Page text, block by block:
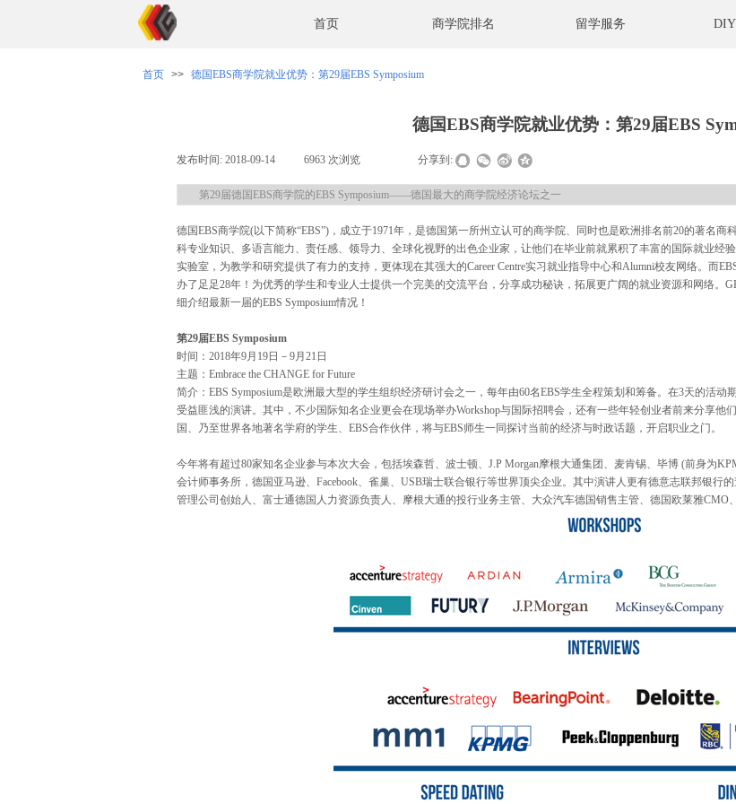
首页 商学院排名 留学服务
首页 >> 德国EBS商学院就业优势：第29届EBS Symposium
德国EBS商学院就业优势：第29届EBS
发布时间: 2018-09-14 6963 次浏览 分享到:
第29届德国EBS商学院的EBS Symposium——德国最大的商学院经济论坛之一
德国EBS商学院(以下简称“EBS”) ，成立于1971年，是德国第一所州立认可的商学院、同时也是欧洲排名前20的著名商
科专业知识、多语言能力、责任感、领导力、全球化视野的出色企业家，让他们在毕业前就累积了丰富的国际就业经验
实验室，为教学和研究提供了有力的支持，更体现在其强大的Career Centre实习就业指导中心和Alumni校友网络。而
办了足足28年！为优秀的学生和专业人士提供一个完美的交流平台，分享成功秘诀，拓展更广阔的就业资源和网络。
细介绍最新一届的EBS Symposium情况！
第29届EBS Symposium
时间： 2018年9月 19日－ 9月 21 日
主题： Embrace the CHANGE for Future
简介： EBS Symposium是欧洲最大型的学生组织经济研讨会之一，每年由60名EBS学生全程策划和筹备。在3天的活动
受益匪浅的演讲。其中，不少国际知名企业更会在现场举办Workshop与国际招聘会，还有一些年轻创业者前来分享他
国、乃至世界各地著名学府的学生、 EBS合作伙伴，将与EBS师生一同探讨当前的经济与时政话题，开启职业之门。
今年将有超过80家知名企业参与本次大会，包括埃森哲、波士顿、 J.P Morgan摩根大通集团、麦肯锡、毕博 (前身为
会计师事务所，德国亚马逊、 Facebook、雀巢、 USB瑞士联合银行等世界顶尖企业。其中演讲人更有德意志联邦银行
管理公司创始人、富士通德国人力资源负责人、摩根大通的投行业务主管、大众汽车德国销售主管、德国欧莱雅CMO